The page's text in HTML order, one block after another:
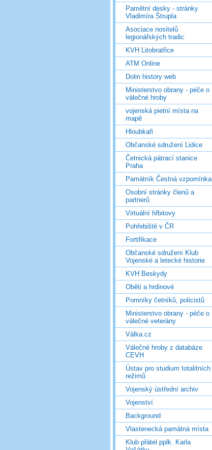
Pamětní desky - stránky
Vladimíra Štrupla
Asociace nositelů
legionářských tradic
KVH Litobratřice
ATM Online
Dolin history web
Ministerstvo obrany - péče o
válečné hroby
vojenská pietní místa na
mapě
Hloubkaři
Občanské sdružení Lidice
Četnická pátrací stanice
Praha
Památník Čestná vzpomínka
Osobní stránky členů a
partnerů
Virtuální hřbitovy
Pohřebiště v ČR
Fortifikace
Občanské sdružení Klub
Vojenské a letecké historie
KVH Beskydy
Oběti a hrdinové
Pomníky četníků, policistů
Ministerstvo obrany - péče o
válečné veterány
Válka.cz
Válečné hroby z databáze
CEVH
Ústav pro studium totalitních
režimů
Vojenský ústřední archiv
Vojenství
Background
Vlastenecká památná místa
Klub přátel pplk. Karla